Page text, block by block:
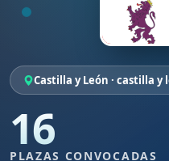
Castilla y León · castilla y
16
PLAZAS CONVOCADAS